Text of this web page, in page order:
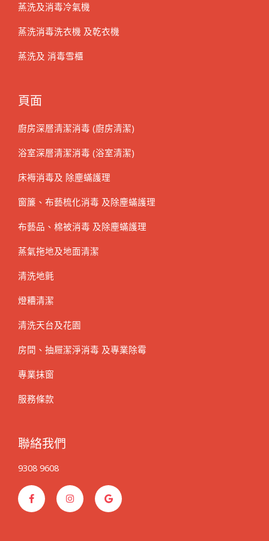
蒸洗及消毒冷氣機
蒸洗消毒洗衣機 及乾衣機
蒸洗及 消毒雪櫃
頁面
廚房深層清潔消毒 (廚房清潔)
浴室深層清潔消毒 (浴室清潔)
床褥消毒及 除塵蟎護理
窗簾、布藝梳化消毒 及除塵蟎護理
布藝品、棉被消毒 及除塵蟎護理
蒸氣拖地及地面清潔
清洗地氈
燈糟清潔
清洗天台及花園
房間、抽屜潔淨消毒 及專業除霉
專業抹窗
服務條款
聯絡我們
9308 9608
F
a
c
e
I
n
t
G
o
o
g